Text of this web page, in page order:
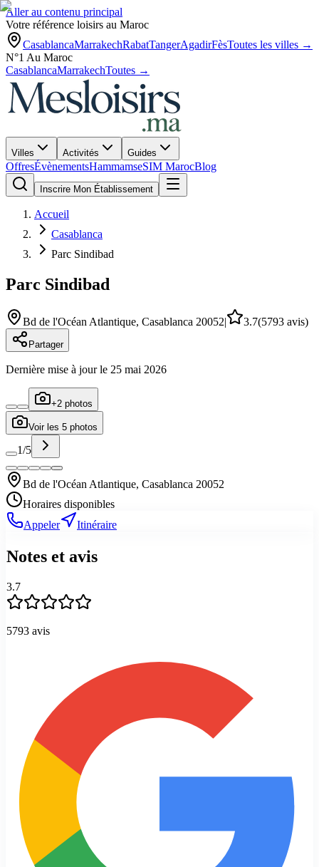
Aller au contenu principal
Votre référence loisirs au Maroc
CasablancaMarrakechRabatTangerAgadirFèsToutes les villes →
N°1 Au Maroc
CasablancaMarrakechToutes →
Villes Activités Guides
OffresÉvènementsHammamseSIM MarocBlog
Inscrire Mon Établissement
Accueil
Casablanca
Parc Sindibad
Parc Sindibad
Bd de l'Océan Atlantique, Casablanca 20052| 3.7(5793 avis)
Partager
Dernière mise à jour le 25 mai 2026
+2 photos
Voir les 5 photos
1/5
Bd de l'Océan Atlantique, Casablanca 20052
Horaires disponibles
Appeler
Itinéraire
Notes et avis
3.7
5793 avis